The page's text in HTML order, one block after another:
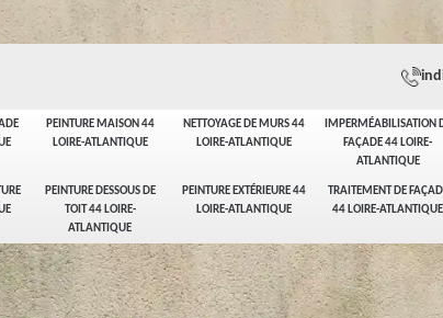
PEINTURE MAISON 44
LOIRE-ATLANTIQUE
NETTOYAGE DE MURS 44
LOIRE-ATLANTIQUE
IMPERMÉABILISATION
FAÇADE 44 LOIRE-
ATLANTIQUE
PEINTURE DESSOUS DE
TOIT 44 LOIRE-
ATLANTIQUE
PEINTURE EXTÉRIEURE 44
LOIRE-ATLANTIQUE
TRAITEMENT DE
44 LOIRE-ATLANTIQUE